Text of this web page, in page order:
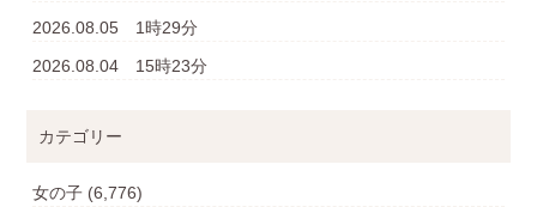
2026.08.05 1時29分
2026.08.04 15時23分
カテゴリー
女の子 (6,776)